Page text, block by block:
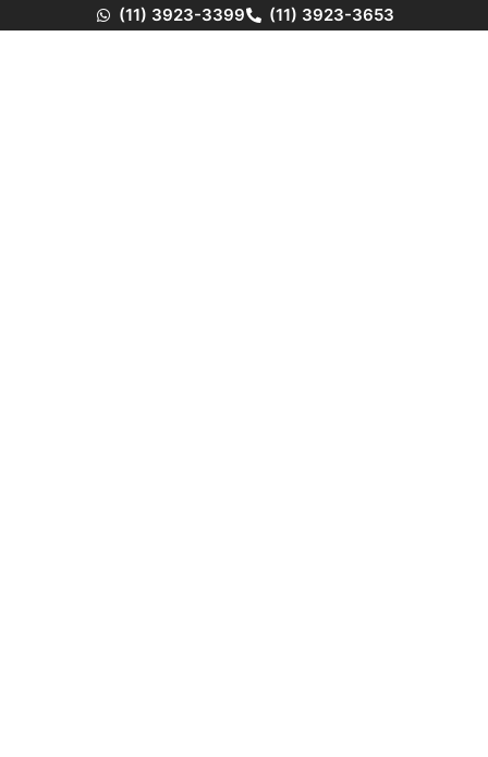
(11) 3923-3399 (11) 3923-3653